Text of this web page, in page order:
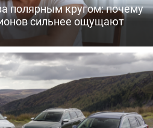
полярным кругом: почему
сильнее ощущают